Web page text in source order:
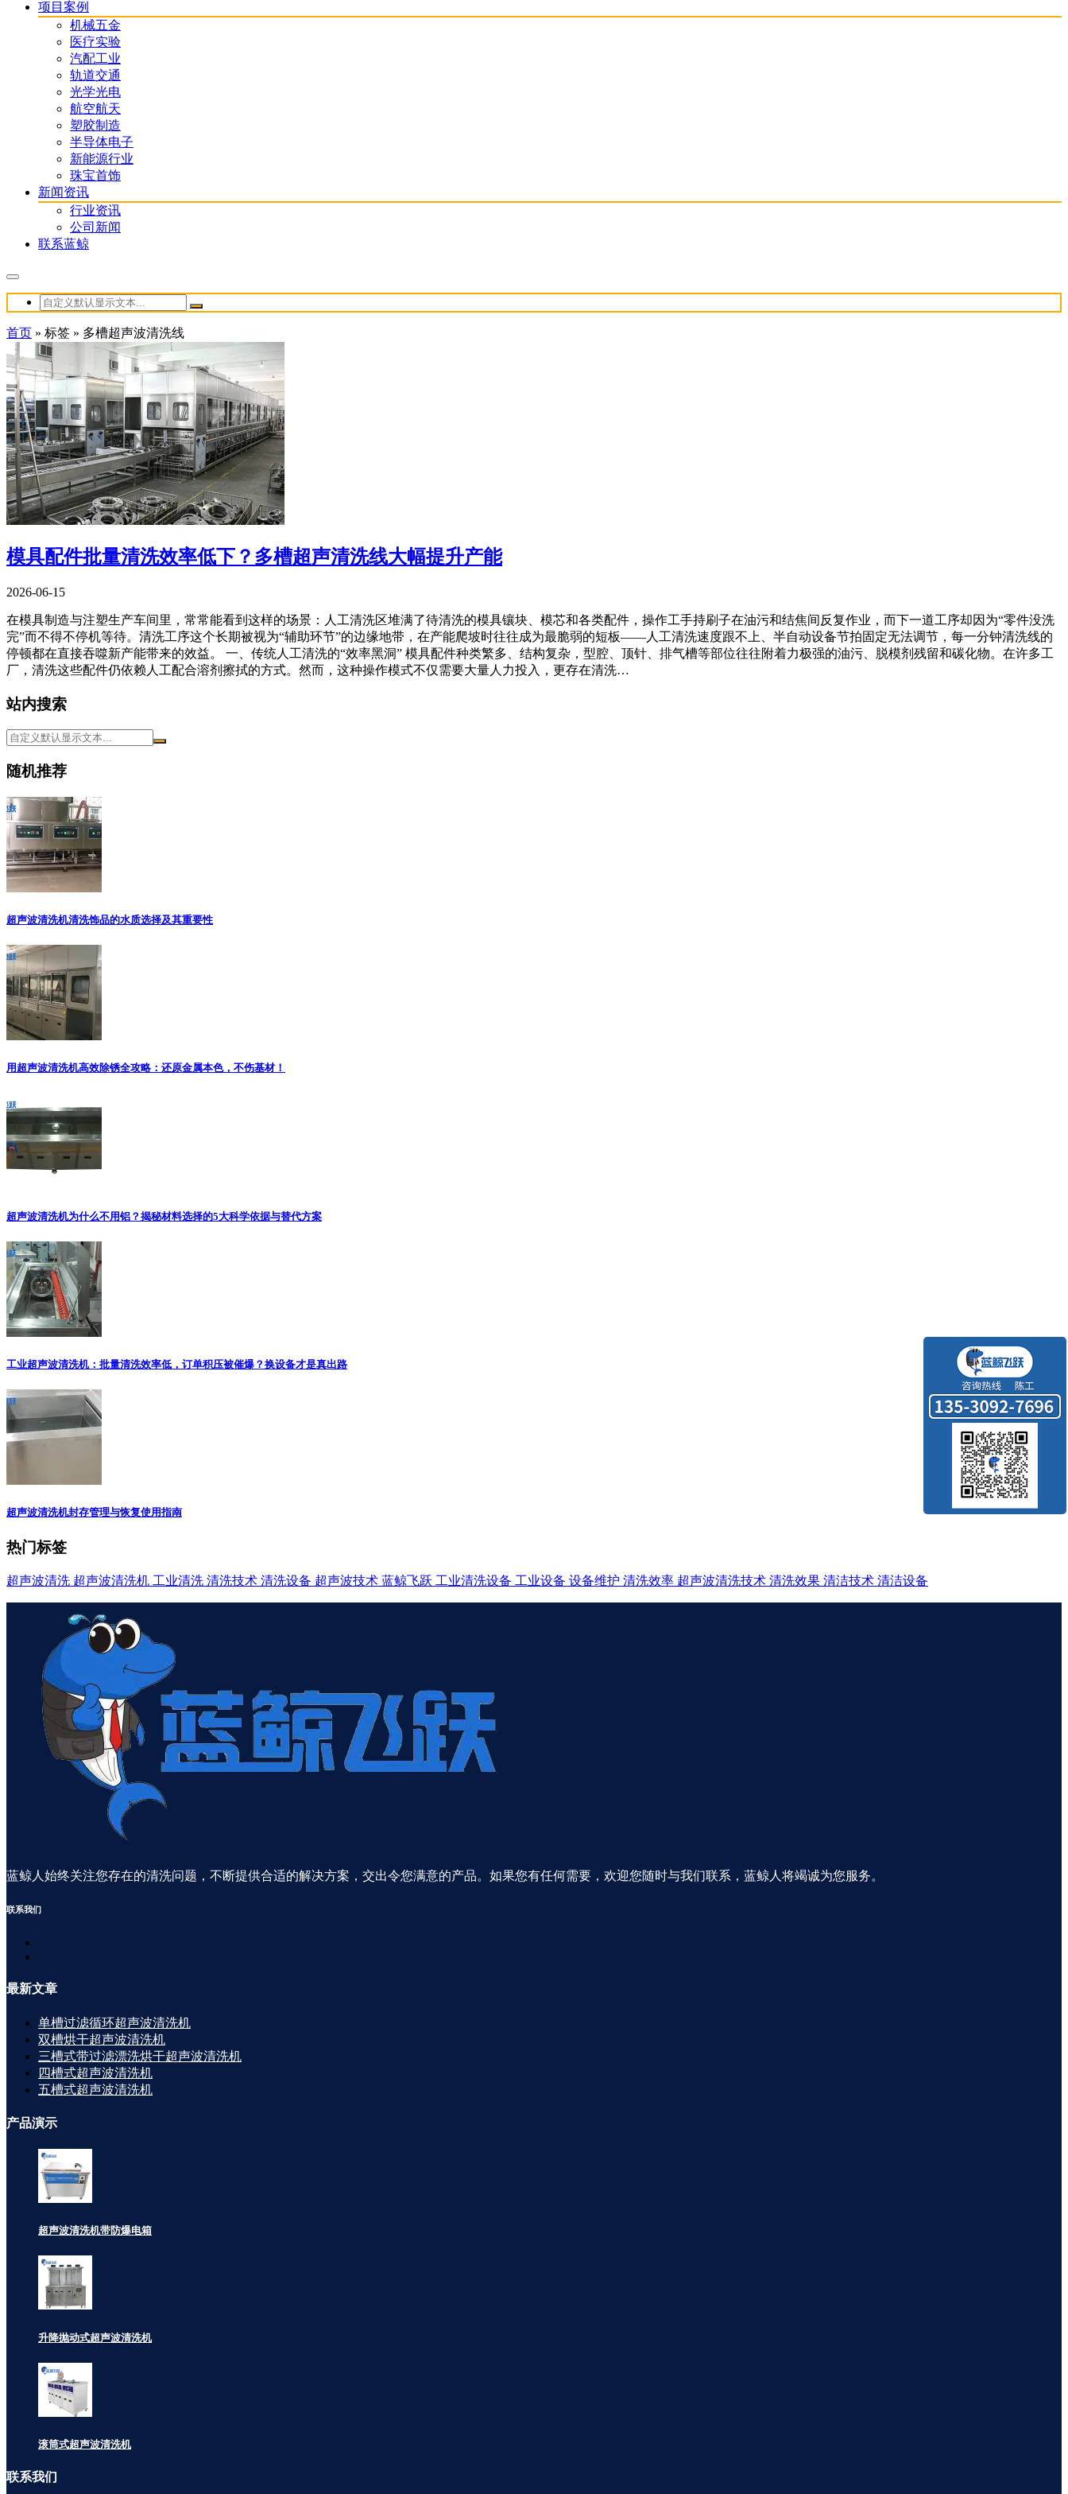
项目案例
机械五金
医疗实验
汽配工业
轨道交通
光学光电
航空航天
塑胶制造
半导体电子
新能源行业
珠宝首饰
新闻资讯
行业资讯
公司新闻
联系蓝鲸
首页 » 标签 » 多槽超声波清洗线
模具配件批量清洗效率低下？多槽超声清洗线大幅提升产能
2026-06-15
在模具制造与注塑生产车间里，常常能看到这样的场景：人工清洗区堆满了待清洗的模具镶块、模芯和各类配件，操作工手持刷子在油污和结焦间反复作业，而下一道工序却因为“零件没洗
完”而不得不停机等待。清洗工序这个长期被视为“辅助环节”的边缘地带，在产能爬坡时往往成为最脆弱的短板——人工清洗速度跟不上、半自动设备节拍固定无法调节，每一分钟清洗线的
停顿都在直接吞噬新产能带来的效益。 一、传统人工清洗的“效率黑洞” 模具配件种类繁多、结构复杂，型腔、顶针、排气槽等部位往往附着力极强的油污、脱模剂残留和碳化物。在许多工
厂，清洗这些配件仍依赖人工配合溶剂擦拭的方式。然而，这种操作模式不仅需要大量人力投入，更存在清洗…
站内搜索
随机推荐
超声波清洗机清洗饰品的水质选择及其重要性
用超声波清洗机高效除锈全攻略：还原金属本色，不伤基材！
超声波清洗机为什么不用铝？揭秘材料选择的5大科学依据与替代方案
工业超声波清洗机：批量清洗效率低，订单积压被催爆？换设备才是真出路
超声波清洗机封存管理与恢复使用指南
热门标签
超声波清洗 超声波清洗机 工业清洗 清洗技术 清洗设备 超声波技术 蓝鲸飞跃 工业清洗设备 工业设备 设备维护 清洗效率 超声波清洗技术 清洗效果 清洁技术 清洁设备
蓝鲸人始终关注您存在的清洗问题，不断提供合适的解决方案，交出令您满意的产品。如果您有任何需要，欢迎您随时与我们联系，蓝鲸人将竭诚为您服务。
联系我们
最新文章
单槽过滤循环超声波清洗机
双槽烘干超声波清洗机
三槽式带过滤漂洗烘干超声波清洗机
四槽式超声波清洗机
五槽式超声波清洗机
产品演示
超声波清洗机带防爆电箱
升降抛动式超声波清洗机
滚筒式超声波清洗机
联系我们